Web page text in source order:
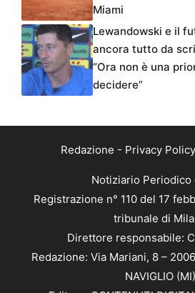
Miami
Lewandowski e il
ancora tutto da
“Ora non è una
decidere”
Redazione - Privacy Policy
Notiziario Periodico
Registrazione n° 110 del 17
tribunale di
Direttore responsabile:
Redazione: Via Mariani, 8 –
NAVIGLIO (MI)